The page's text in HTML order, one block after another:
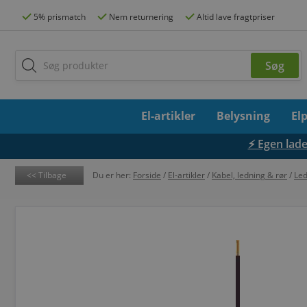
5% prismatch Nem returnering Altid lave fragtpriser
El-artikler Belysning
⚡ Egen
Tilbage Du er her: Forside / El-artikler/ Kabel, ledning & rør/